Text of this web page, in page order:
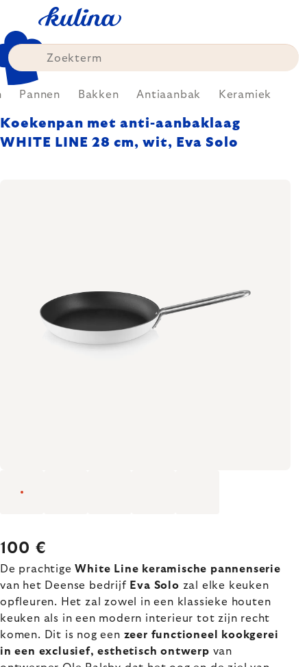
content
Pannen Bakken Antiaanbak Keramiek
Koekenpan met anti-aanbaklaag
WHITE LINE 28 cm, wit, Eva Solo
100 €
De prachtige White Line keramische pannenserie
van het Deense bedrijf Eva Solo zal elke keuken
opfleuren. Het zal zowel in een klassieke houten
keuken als in een modern interieur tot zijn recht
komen. Dit is nog een zeer functioneel kookgerei
in een exclusief, esthetisch ontwerp van